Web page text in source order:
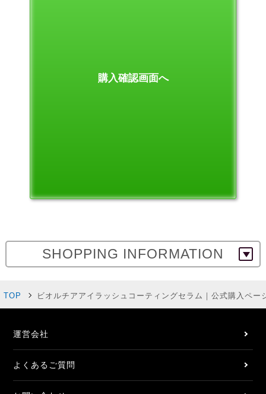
SHOPPING INFORMATION
TOP ビオルチアアイラッシュコーティングセラム｜公式購入ペ
運営会社
よくあるご質問